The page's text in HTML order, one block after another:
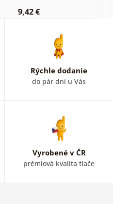
9,42 €
Rýchle dodanie
do pár dní u Vás
Vyrobené v ČR
prémiová kvalita tlače